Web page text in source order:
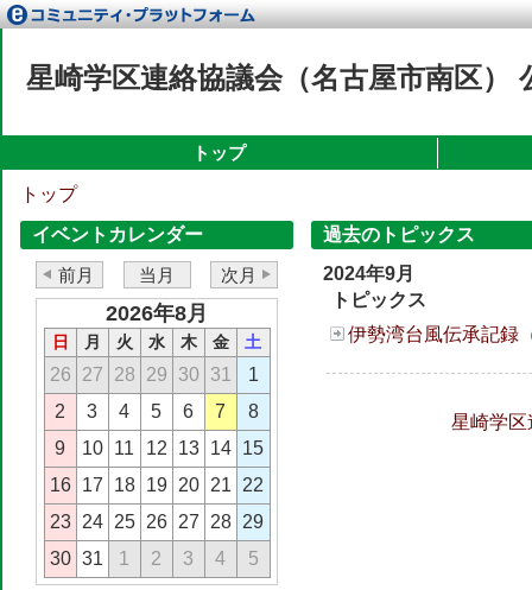
星崎学区連絡協議会（名古屋市南区）
トップ
トップ
イベントカレンダー
前月
当月 次月
2026年8月
日 月 火 水 木 金 土
26 27 28 29 30 31
1
2
3 4 5 6 7
8
9
10 11 12 13 14
15
16
17 18 19 20 21
22
23
24 25 26 27 28
29
30 31 1 2 3 4 5
過去のトピックス
2024年9月
トピックス
伊勢湾台風伝承記録
星崎学区